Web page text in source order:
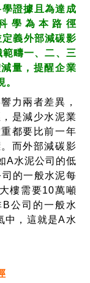
證據且為達成
學為本路徑
義外部減碳影
疇一、二、三
量，提醒企業
力兩者差異，
是減少水泥業
都要比前一年
而外部減碳影
A水泥公司的低
的一般水泥每
樓需要10萬噸
公司的一般水
中，這就是A水